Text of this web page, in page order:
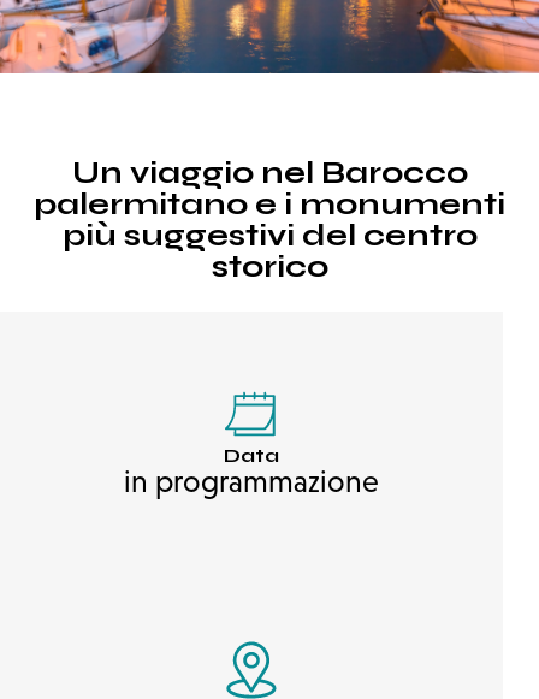
Un viaggio nel Barocco
palermitano e i monumenti
più suggestivi del centro
storico
Data
in programmazione